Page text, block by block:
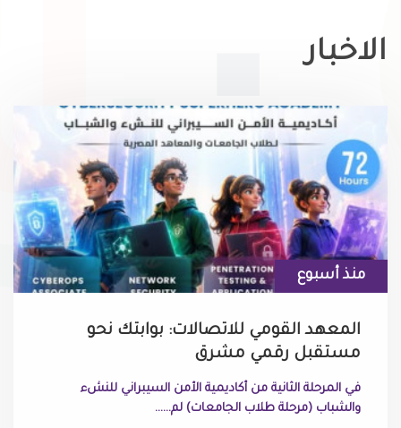
الاخبار
منذ أسبوع
المعهد القومي للاتصالات: بوابتك نحو
مستقبل رقمي مشرق
في المرحلة الثانية من أكاديمية الأمن السيبراني للنشء
والشباب (مرحلة طلاب الجامعات) لم......